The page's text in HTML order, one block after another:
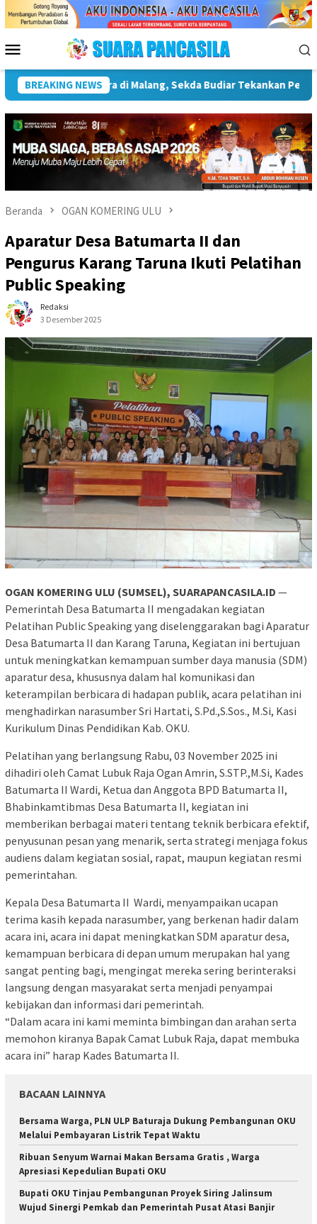
Menu
Mobile
BREAKING NEWS
Kebudayaan Wakil Wali Kota Lepas Lomba Gerak
Beranda OGAN KOMERING ULU
Aparatur Desa Batumarta II dan
Pengurus Karang Taruna Ikuti Pelatihan
Public Speaking
Redaksi
3 Desember 2025
OGAN KOMERING ULU (SUMSEL), SUARAPANCASILA.ID —
Pemerintah Desa Batumarta II mengadakan kegiatan
Pelatihan Public Speaking yang diselenggarakan bagi Aparatur
Desa Batumarta II dan Karang Taruna, Kegiatan ini bertujuan
untuk meningkatkan kemampuan sumber daya manusia (SDM)
aparatur desa, khususnya dalam hal komunikasi dan
keterampilan berbicara di hadapan publik, acara pelatihan ini
menghadirkan narasumber Sri Hartati, S.Pd.,S.Sos., M.Si, Kasi
Kurikulum Dinas Pendidikan Kab. OKU.
Pelatihan yang berlangsung Rabu, 03 November 2025 ini
dihadiri oleh Camat Lubuk Raja Ogan Amrin, S.STP.,M.Si, Kades
Batumarta II Wardi, Ketua dan Anggota BPD Batumarta II,
Bhabinkamtibmas Desa Batumarta II, kegiatan ini
memberikan berbagai materi tentang teknik berbicara efektif,
penyusunan pesan yang menarik, serta strategi menjaga fokus
audiens dalam kegiatan sosial, rapat, maupun kegiatan resmi
pemerintahan.
Kepala Desa Batumarta II Wardi, menyampaikan ucapan
terima kasih kepada narasumber, yang berkenan hadir dalam
acara ini, acara ini dapat meningkatkan SDM aparatur desa,
kemampuan berbicara di depan umum merupakan hal yang
sangat penting bagi, mengingat mereka sering berinteraksi
langsung dengan masyarakat serta menjadi penyampai
kebijakan dan informasi dari pemerintah.
“Dalam acara ini kami meminta bimbingan dan arahan serta
memohon kiranya Bapak Camat Lubuk Raja, dapat membuka
acara ini” harap Kades Batumarta II.
BACAAN LAINNYA
Bersama Warga, PLN ULP Baturaja Dukung Pembangunan OKU
Melalui Pembayaran Listrik Tepat Waktu
Ribuan Senyum Warnai Makan Bersama Gratis , Warga
Apresiasi Kepedulian Bupati OKU
Bupati OKU Tinjau Pembangunan Proyek Siring Jalinsum
Wujud Sinergi Pemkab dan Pemerintah Pusat Atasi Banjir